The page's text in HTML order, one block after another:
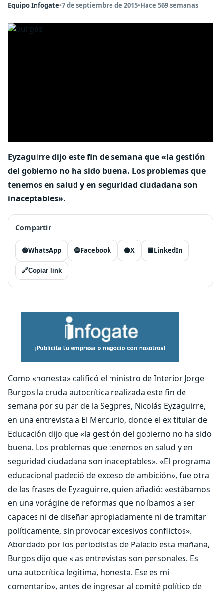
Equipo Infogate•7 de septiembre de 2015•Hace 569 semanas
Eyzaguirre dijo este fin de semana que «la gestión
del gobierno no ha sido buena. Los problemas que
tenemos en salud y en seguridad ciudadana son
inaceptables».
Compartir
🟢WhatsApp 🔵Facebook ⚫X 🟦LinkedIn
🔗Copiar link
Como «honesta» calificó el ministro de Interior Jorge
Burgos la cruda autocrítica realizada este fin de
semana por su par de la Segpres, Nicolás Eyzaguirre,
en una entrevista a El Mercurio, donde el ex titular de
Educación dijo que «la gestión del gobierno no ha sido
buena. Los problemas que tenemos en salud y en
seguridad ciudadana son inaceptables». «El programa
educacional padeció de exceso de ambición», fue otra
de las frases de Eyzaguirre, quien añadió: «estábamos
en una vorágine de reformas que no íbamos a ser
capaces ni de diseñar apropiadamente ni de tramitar
políticamente, sin provocar excesivos conflictos».
Abordado por los periodistas de Palacio esta mañana,
Burgos dijo que «las entrevistas son personales. Es
una autocrítica legítima, honesta. Ese es mi
comentario», antes de ingresar al comité político de